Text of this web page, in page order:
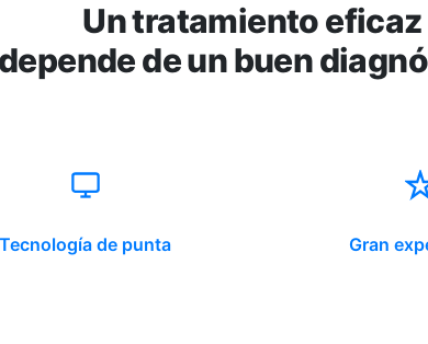
Un tratamiento eficaz
depende de un buen
Tecnología de punta Gran